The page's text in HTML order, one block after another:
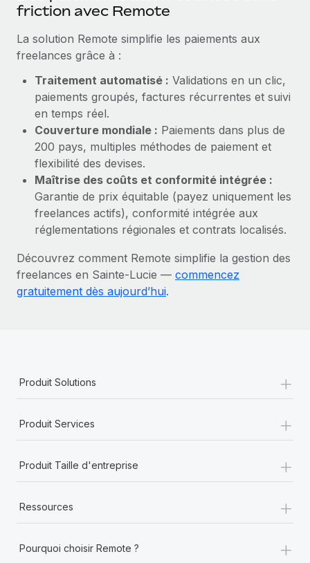
friction avec Remote
La solution Remote simplifie les paiements aux
freelances grâce à :
Traitement automatisé : Validations en un clic,
paiements groupés, factures récurrentes et suivi
en temps réel.
Couverture mondiale : Paiements dans plus de
200 pays, multiples méthodes de paiement et
flexibilité des devises.
Maîtrise des coûts et conformité intégrée :
Garantie de prix équitable (payez uniquement les
freelances actifs), conformité intégrée aux
réglementations régionales et contrats localisés.
Découvrez comment Remote simplifie la gestion des
freelances en Sainte‑Lucie — commencez
gratuitement dès aujourd’hui.
Produit Solutions +
Produit Services +
Produit Taille d'entreprise +
Ressources +
Pourquoi choisir Remote ? +